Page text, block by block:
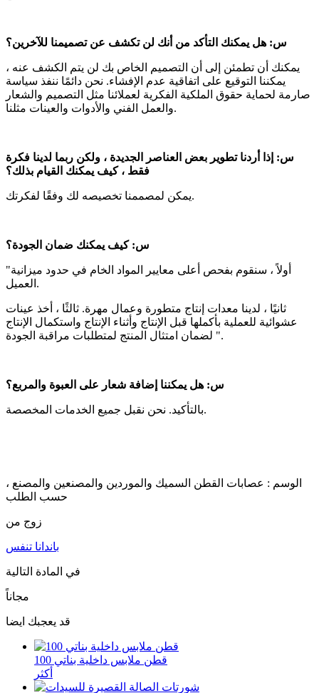
س: هل يمكنك التأكد من أنك لن تكشف عن تصميمنا للآخرين؟
يمكنك أن تطمئن إلى أن التصميم الخاص بك لن يتم الكشف عنه ،
يمكننا التوقيع على اتفاقية عدم الإفشاء. نحن دائمًا ننفذ سياسة
صارمة لحماية حقوق الملكية الفكرية لعملائنا مثل التصميم والشعار
والعمل الفني والأدوات والعينات مثلنا.
س: إذا أردنا تطوير بعض العناصر الجديدة ، ولكن ربما لدينا فكرة
فقط ، كيف يمكنك القيام بذلك؟
يمكن لمصممنا تخصيصه لك وفقًا لفكرتك.
س: كيف يمكنك ضمان الجودة؟
"أولاً ، سنقوم بفحص أعلى معايير المواد الخام في حدود ميزانية
العميل.
ثانيًا ، لدينا معدات إنتاج متطورة وعمال مهرة. ثالثًا ، أخذ عينات
عشوائية للعملية بأكملها قبل الإنتاج وأثناء الإنتاج واستكمال الإنتاج
لضمان امتثال المنتج لمتطلبات مراقبة الجودة ".
س: هل يمكننا إضافة شعار على العبوة والمربع؟
بالتأكيد. نحن نقبل جميع الخدمات المخصصة.
الوسم : عصابات القطن السميك والموردين والمصنعين والمصنع ،
حسب الطلب
زوج من
باندانا تنفس
في المادة التالية
مجاناً
قد يعجبك ايضا
100 قطن ملابس داخلية بناتي
أكثر